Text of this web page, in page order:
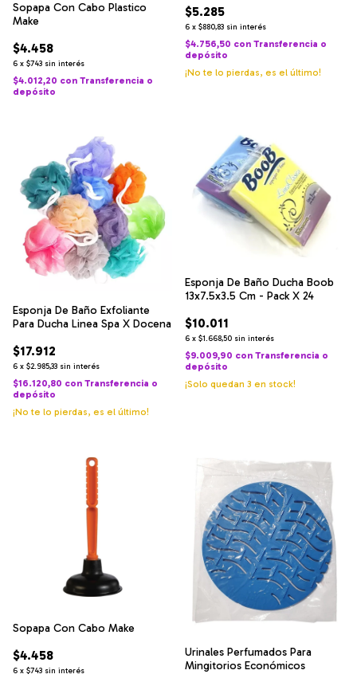
Sopapa Con Cabo Plastico
Make
$4.458
6 x $743 sin interés
$4.012,20 con Transferencia o
depósito
$5.285
6 x $880,83 sin interés
$4.756,50 con Transferencia o
depósito
¡No te lo pierdas, es el último!
Esponja De Baño Exfoliante
Para Ducha Linea Spa X Docena
$17.912
6 x $2.985,33 sin interés
$16.120,80 con Transferencia o
depósito
¡No te lo pierdas, es el último!
Esponja De Baño Ducha Boob
13x7.5x3.5 Cm - Pack X 24
$10.011
6 x $1.668,50 sin interés
$9.009,90 con Transferencia o
depósito
¡Solo quedan 3 en stock!
Sopapa Con Cabo Make
$4.458
6 x $743 sin interés
Urinales Perfumados Para
Mingitorios Económicos